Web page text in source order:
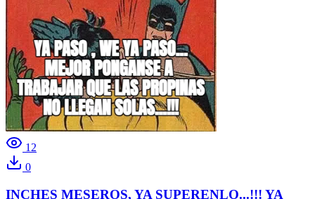
12
0
INCHES MESEROS, YA SUPERENLO...!!! YA